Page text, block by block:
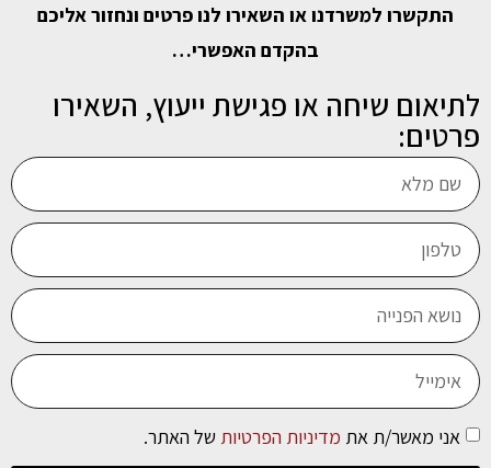
התקשרו למשרדנו או השאירו לנו פרטים ונחזור אליכם
בהקדם האפשרי…
לתיאום שיחה או פגישת ייעוץ, השאירו
פרטים:
אני מאשר/ת את מדיניות הפרטיות של האתר.